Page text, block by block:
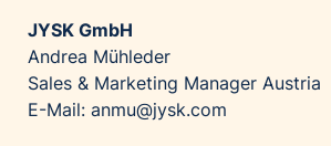
JYSK GmbH
Andrea Mühleder
Sales & Marketing Manager Austria
E-Mail: anmu@jysk.com